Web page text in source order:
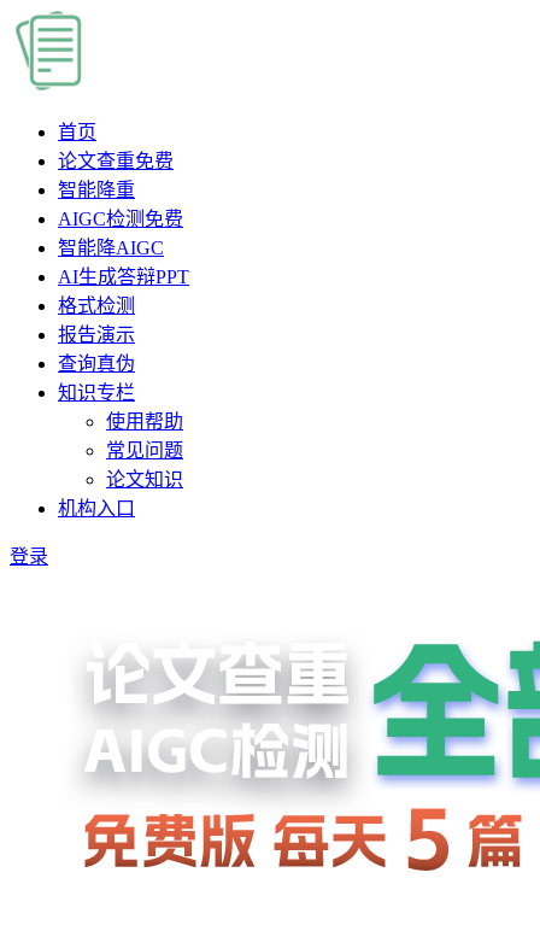
首页
论文查重免费
智能降重
AIGC检测 免费
智能降AIGC
AI生成答辩PPT
格式检测
报告演示
查询真伪
知识专栏
使用帮助
常见问题
论文知识
机构入口
登录